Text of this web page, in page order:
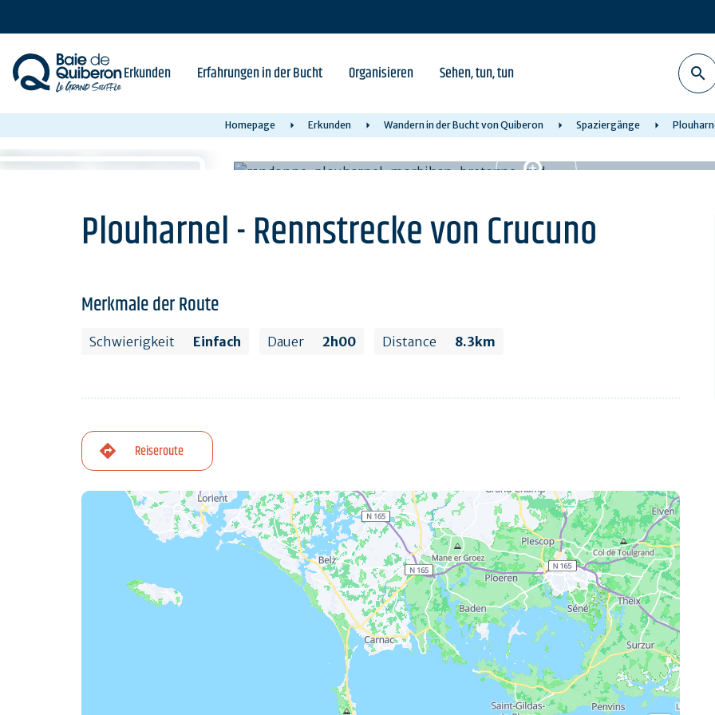
content
Erkunden Erfahrungen in der Bucht Organisieren Sehen, tun, tun
Homepage Erkunden Wandern in der Bucht von Quiberon Spaziergänge
Plouharnel - Rennstrecke von Crucuno
Merkmale der Route
Schwierigkeit Einfach Dauer 2h00 Distance 8.3km
Reiseroute